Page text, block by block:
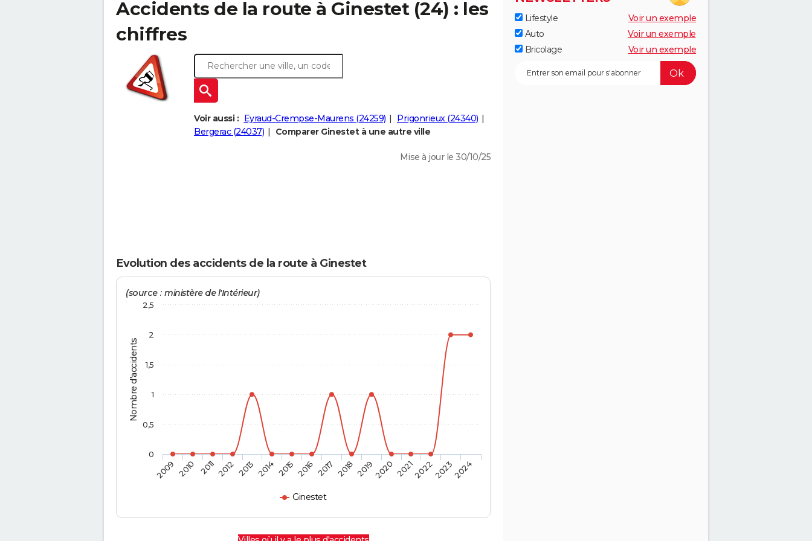
Accidents de la route à Ginestet (24) : les
chiffres
Voir aussi : Eyraud-Crempse-Maurens (24259)
Prigonrieux (24340)
Bergerac (24037)
Comparer Ginestet à une autre ville
Mise à jour le 30/10/25
Evolution des accidents de la route à Ginestet
Nombre d'accidents
(source : ministère de l'Intérieur)
Ginestet
2009 2010 2011 2012 2013 2014 2015 2016 2017 2018 20192020 2021202220232024
0
0,5
1
1,5
2
2,5
Lifestyle
Voir un exemple
Auto
Voir un exemple
Bricolage
Voir un exemple